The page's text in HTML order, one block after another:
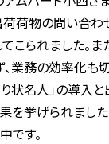
荷荷物の問い合
こられました。
業務の効率化も
り状名人」の導入
を挙げられました
です。